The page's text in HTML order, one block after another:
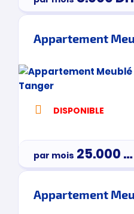
DISPONIBLE
par mois 25.000Dh